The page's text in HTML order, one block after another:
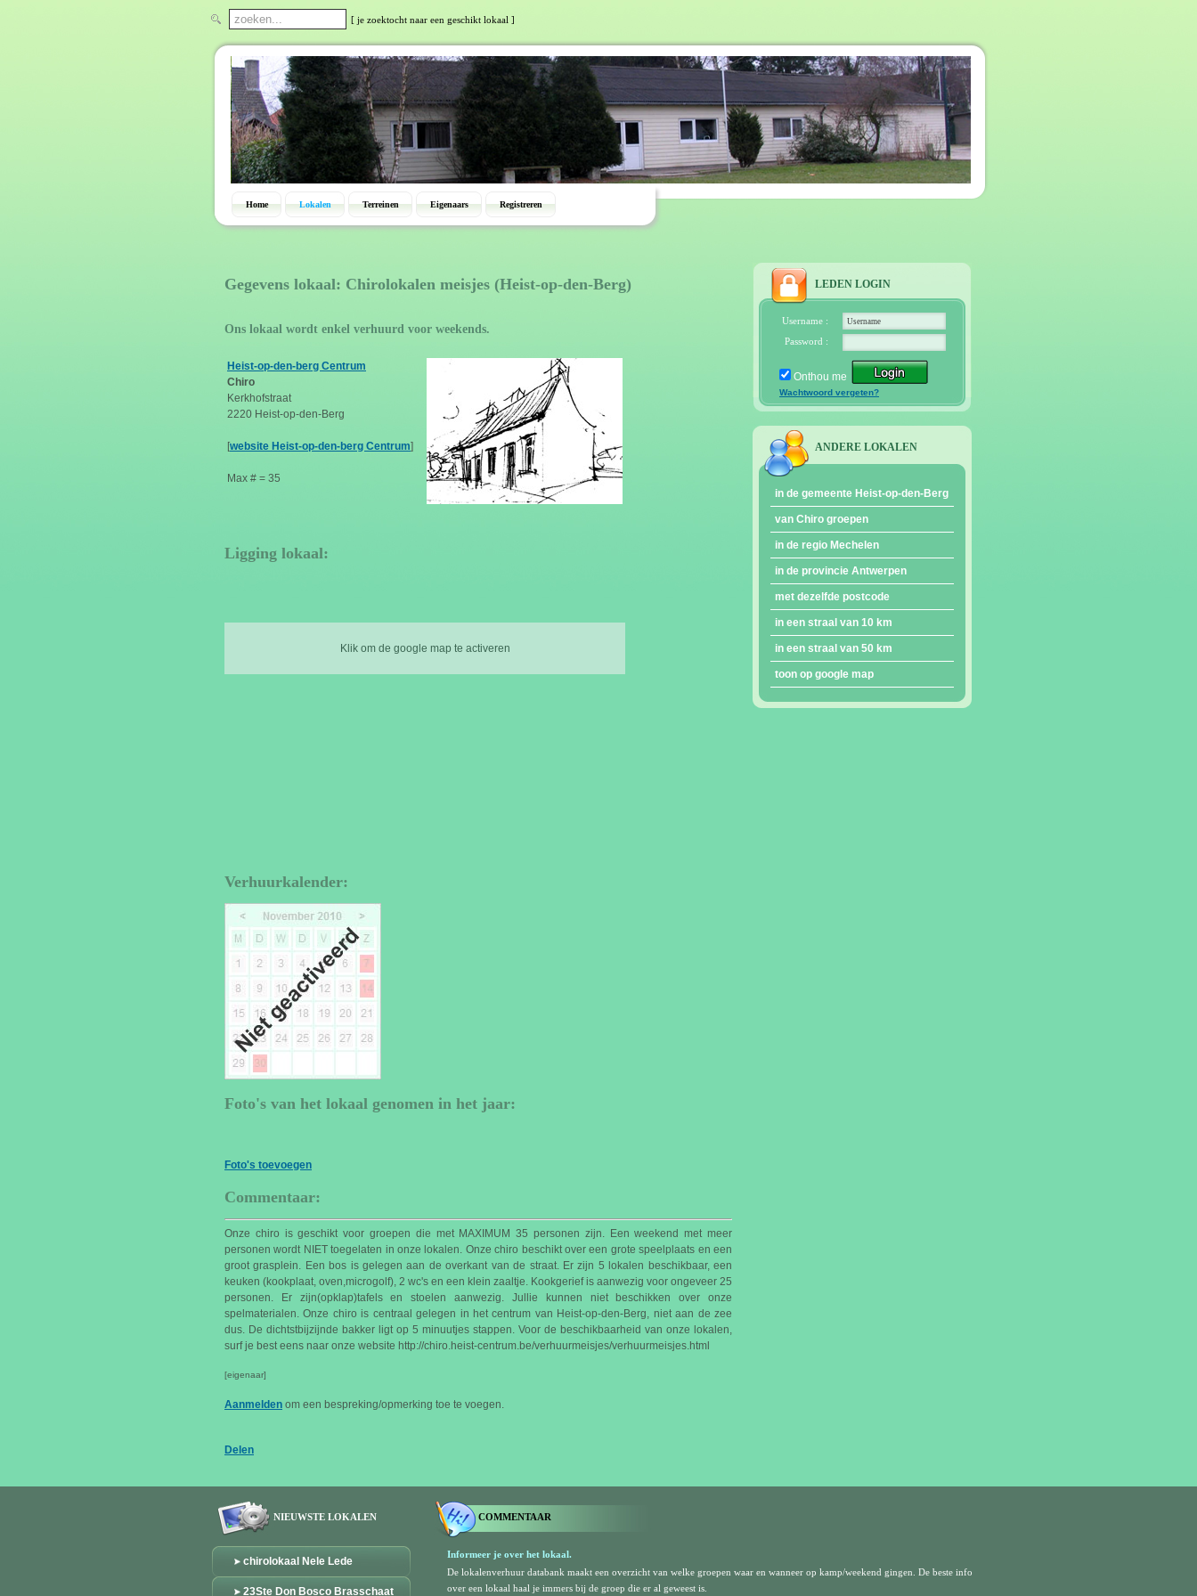
[ je zoektocht naar een geschikt lokaal ]
Home Lokalen Terreinen Eigenaars Registreren
Gegevens lokaal: Chirolokalen meisjes (Heist-op-den-Berg)
Ons lokaal wordt enkel verhuurd voor weekends.
Heist-op-den-berg Centrum
Chiro
Kerkhofstraat
2220 Heist-op-den-Berg
[website Heist-op-den-berg Centrum]
Max # = 35
Ligging lokaal:
Klik om de google map te activeren
Verhuurkalender:
Foto's van het lokaal genomen in het jaar:
Foto's toevoegen
Commentaar:
Onze chiro is geschikt voor groepen die met MAXIMUM 35 personen zijn. Een weekend met meer
personen wordt NIET toegelaten in onze lokalen. Onze chiro beschikt over een grote speelplaats en een
groot grasplein. Een bos is gelegen aan de overkant van de straat. Er zijn 5 lokalen beschikbaar, een
keuken (kookplaat, oven,microgolf), 2 wc's en een klein zaaltje. Kookgerief is aanwezig voor ongeveer 25
personen. Er zijn(opklap)tafels en stoelen aanwezig. Jullie kunnen niet beschikken over onze
spelmaterialen. Onze chiro is centraal gelegen in het centrum van Heist-op-den-Berg, niet aan de zee
dus. De dichtstbijzijnde bakker ligt op 5 minuutjes stappen. Voor de beschikbaarheid van onze lokalen,
surf je best eens naar onze website http://chiro.heist-centrum.be/verhuurmeisjes/verhuurmeisjes.html
[eigenaar]
Aanmelden om een bespreking/opmerking toe te voegen.
Delen
LEDEN LOGIN
Username :
Password :
Onthou me
Wachtwoord vergeten?
ANDERE LOKALEN
in de gemeente Heist-op-den-Berg
van Chiro groepen
in de regio Mechelen
in de provincie Antwerpen
met dezelfde postcode
in een straal van 10 km
in een straal van 50 km
toon op google map
NIEUWSTE LOKALEN
chirolokaal Nele Lede
23Ste Don Bosco Brasschaat
COMMENTAAR
Informeer je over het lokaal.
De lokalenverhuur databank maakt een overzicht van welke groepen waar en wanneer op kamp/weekend gingen. De beste info
over een lokaal haal je immers bij de groep die er al geweest is.